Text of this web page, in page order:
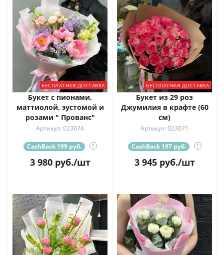
БЕСПЛАТНАЯ ДОСТАВКА
Букет с пионами,
маттиолой, эустомой и
розами " Прованс"
Артикул: 023074
CashBack 199 руб. ?
3 980руб./шт
БЕСПЛАТНАЯ ДОСТАВКА
Букет из 29 роз
Джумилия в крафте (60
см)
Артикул: 023071
CashBack 197 руб. ?
3 945руб./шт